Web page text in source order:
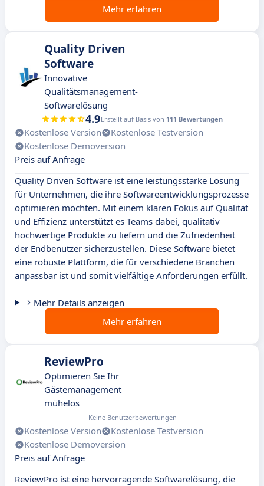
Mehr erfahren
Quality Driven
Software
Innovative
Qualitätsmanagement-
Softwarelösung
4.9Erstellt auf Basis von 111 Bewertungen
Kostenlose Version
Kostenlose Testversion
Kostenlose Demoversion
Preis auf Anfrage
Quality Driven Software ist eine leistungsstarke Lösung
für Unternehmen, die ihre Softwareentwicklungsprozesse
optimieren möchten. Mit einem klaren Fokus auf Qualität
und Effizienz unterstützt es Teams dabei, qualitativ
hochwertige Produkte zu liefern und die Zufriedenheit
der Endbenutzer sicherzustellen. Diese Software bietet
eine robuste Plattform, die für verschiedene Branchen
anpassbar ist und somit vielfältige Anforderungen erfüllt.
Mehr Details anzeigen
Mehr erfahren
ReviewPro
Optimieren Sie Ihr
Gästemanagement
mühelos
Keine Benutzerbewertungen
Kostenlose Version
Kostenlose Testversion
Kostenlose Demoversion
Preis auf Anfrage
ReviewPro ist eine hervorragende Softwarelösung, die